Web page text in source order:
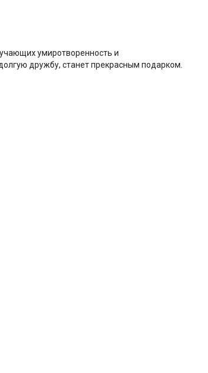
умиротворенность и
дружбу, станет прекрасным подарком.